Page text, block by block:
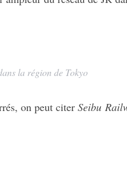
la région de Tokyo
on peut citer Seibu